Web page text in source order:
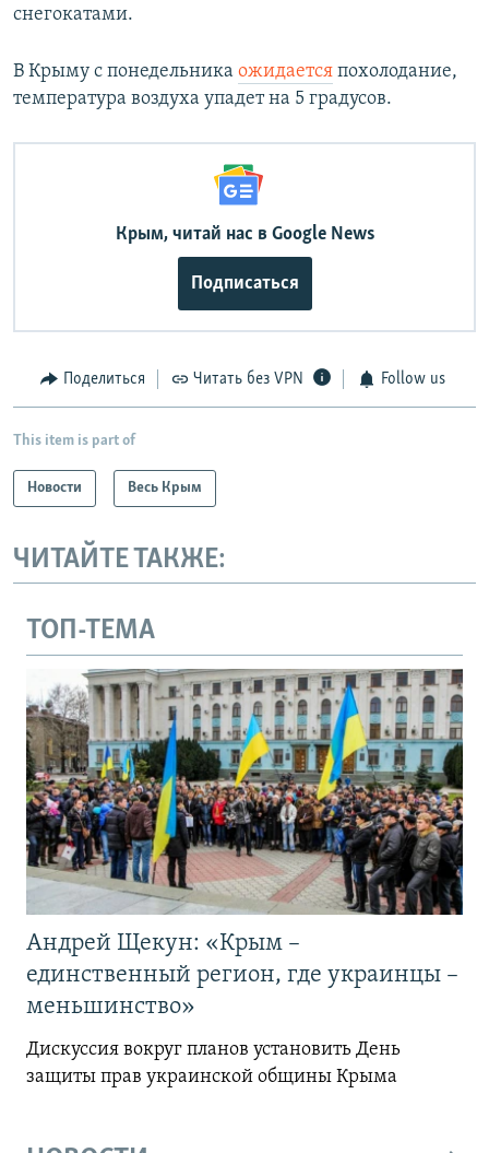
снегокатами.
В Крыму с понедельника ожидается похолодание,
температура воздуха упадет на 5 градусов.
Крым, читай нас в Google News
Подписаться
Поделиться Читать без VPN Follow us
This item is part of
Новости Весь Крым
ЧИТАЙТЕ ТАКЖЕ:
ТОП-ТЕМА
Андрей Щекун: «Крым –
единственный регион, где украинцы –
меньшинство»
Дискуссия вокруг планов установить День
защиты прав украинской общины Крыма